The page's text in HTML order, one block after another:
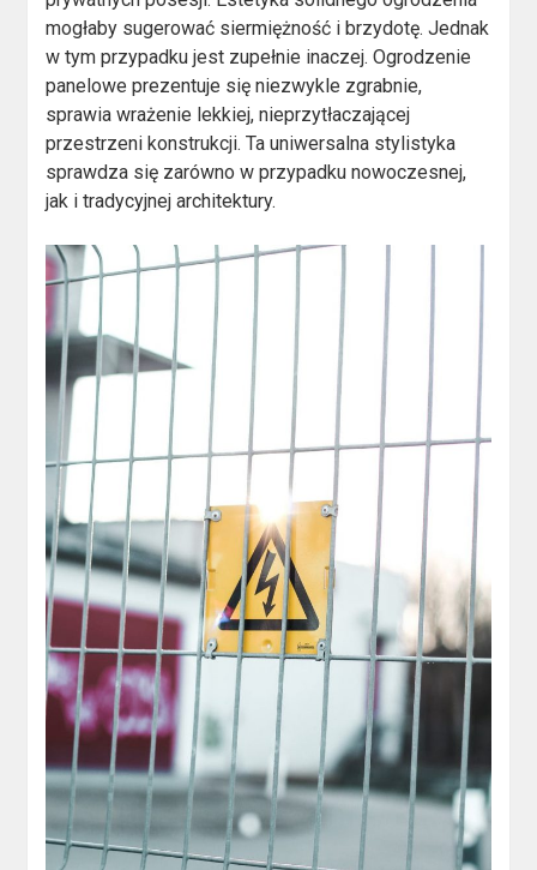
mogłaby sugerować siermiężność i brzydotę. Jednak
w tym przypadku jest zupełnie inaczej. Ogrodzenie
panelowe prezentuje się niezwykle zgrabnie,
sprawia wrażenie lekkiej, nieprzytłaczającej
przestrzeni konstrukcji. Ta uniwersalna stylistyka
sprawdza się zarówno w przypadku nowoczesnej,
jak i tradycyjnej architektury.